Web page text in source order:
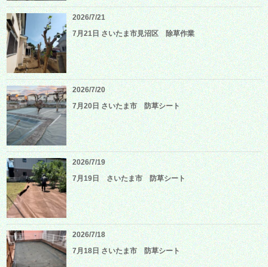
2026/7/21
7月21日 さいたま市見沼区 除草作業
2026/7/20
7月20日 さいたま市 防草シート
2026/7/19
7月19日 さいたま市 防草シート
2026/7/18
7月18日 さいたま市 防草シート